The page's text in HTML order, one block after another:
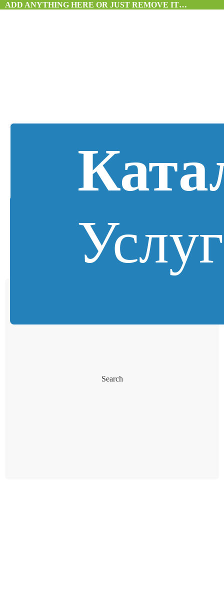
ADD ANYTHING HERE OR JUST REMOVE IT…
Search